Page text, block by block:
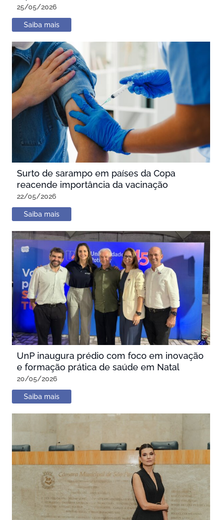
25/05/2026
Saiba mais
Surto de sarampo em países da Copa
reacende importância da vacinação
22/05/2026
Saiba mais
UnP inaugura prédio com foco em inovação
e formação prática de saúde em Natal
20/05/2026
Saiba mais